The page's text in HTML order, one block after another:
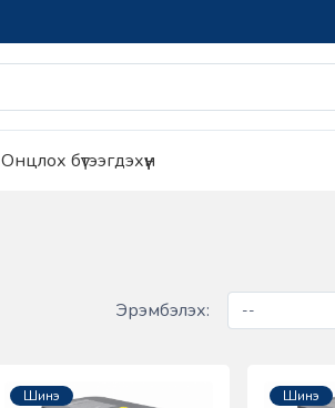
Онцлох бүтээгдэхүүн
Эрэмбэлэх:
Шинэ Шинэ